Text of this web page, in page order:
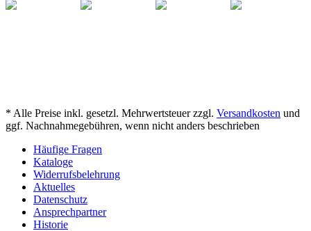
* Alle Preise inkl. gesetzl. Mehrwertsteuer zzgl. Versandkosten und
ggf. Nachnahmegebühren, wenn nicht anders beschrieben
Häufige Fragen
Kataloge
Widerrufsbelehrung
Aktuelles
Datenschutz
Ansprechpartner
Historie